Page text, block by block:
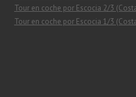
Tour en coche por Escocia 2/3
Tour en coche por Escocia 1/3